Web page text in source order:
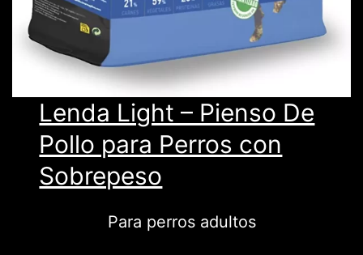
Lenda Light – Pienso De
Pollo para Perros con
Sobrepeso
Para perros adultos